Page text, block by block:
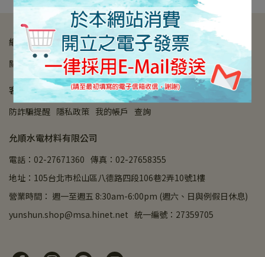
網站導覽
關於我們 營業時間 購物須知 付款方式 退款政策
客戶服務
防詐騙提醒 隱私政策 我的帳戶 查詢
允順水電材料有限公司
電話：02-27671360 傳真：02-27658355
地址：105台北市松山區八德路四段106巷2弄10號1樓
營業時間： 週一至週五 8:30am-6:00pm (週六、日與例假日休息)
yunshun.shop@msa.hinet.net 統一編號：27359705